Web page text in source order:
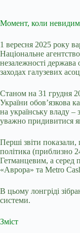
Момент, коли
1 вересня 2025 року
Національне
незалежності держава
заходах галузевих
Станом на 31 грудня
України обов’язкова
на українську владу
уважно придивитися
Перші звіти
політика (приблизно
Гетманцевим, а серед
«Аврора» та Metro
В цьому лонгріді
системи.
Зміст